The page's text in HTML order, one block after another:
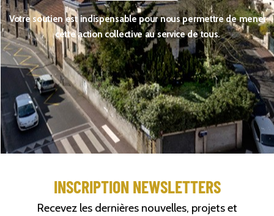
Votre soutien est indispensable pour nous permettre de mener
cette action collective au service de tous.
INSCRIPTION NEWSLETTERS
Recevez les dernières nouvelles, projets et